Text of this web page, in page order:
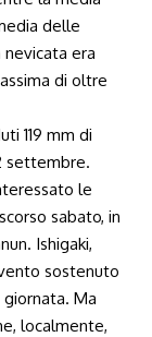
delle
era
di oltre
119 mm di
settembre.
le
sabato, in
Ishigaki,
sostenuto
Ma
localmente,